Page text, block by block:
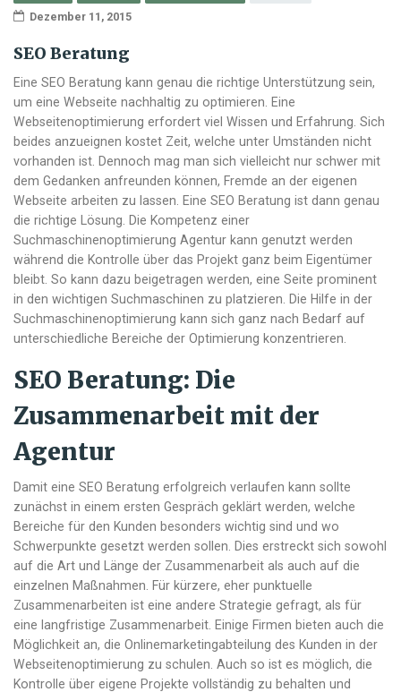
Dezember 11, 2015
SEO Beratung
Eine SEO Beratung kann genau die richtige Unterstützung sein,
um eine Webseite nachhaltig zu optimieren. Eine
Webseitenoptimierung erfordert viel Wissen und Erfahrung. Sich
beides anzueignen kostet Zeit, welche unter Umständen nicht
vorhanden ist. Dennoch mag man sich vielleicht nur schwer mit
dem Gedanken anfreunden können, Fremde an der eigenen
Webseite arbeiten zu lassen. Eine SEO Beratung ist dann genau
die richtige Lösung. Die Kompetenz einer
Suchmaschinenoptimierung Agentur kann genutzt werden
während die Kontrolle über das Projekt ganz beim Eigentümer
bleibt. So kann dazu beigetragen werden, eine Seite prominent
in den wichtigen Suchmaschinen zu platzieren. Die Hilfe in der
Suchmaschinenoptimierung kann sich ganz nach Bedarf auf
unterschiedliche Bereiche der Optimierung konzentrieren.
SEO Beratung: Die
Zusammenarbeit mit der
Agentur
Damit eine SEO Beratung erfolgreich verlaufen kann sollte
zunächst in einem ersten Gespräch geklärt werden, welche
Bereiche für den Kunden besonders wichtig sind und wo
Schwerpunkte gesetzt werden sollen. Dies erstreckt sich sowohl
auf die Art und Länge der Zusammenarbeit als auch auf die
einzelnen Maßnahmen. Für kürzere, eher punktuelle
Zusammenarbeiten ist eine andere Strategie gefragt, als für
eine langfristige Zusammenarbeit. Einige Firmen bieten auch die
Möglichkeit an, die Onlinemarketingabteilung des Kunden in der
Webseitenoptimierung zu schulen. Auch so ist es möglich, die
Kontrolle über eigene Projekte vollständig zu behalten und